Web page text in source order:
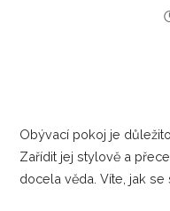
Obývací pokoj je
Zařídit jej stylově a
docela věda. Víte, jak se